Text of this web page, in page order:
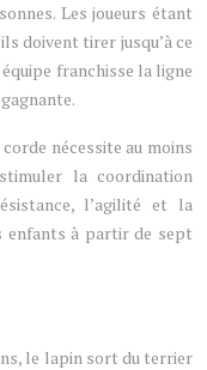
Les joueurs étant
doivent tirer jusqu’à ce
franchisse la ligne
nécessite au moins
la coordination
l’agilité et la
enfants à partir de sept
le lapin sort du terrier